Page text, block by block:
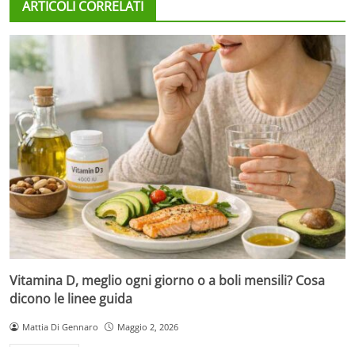
ARTICOLI CORRELATI
Vitamina D, meglio ogni giorno o a boli mensili? Cosa
dicono le linee guida
Mattia Di Gennaro Maggio 2, 2026